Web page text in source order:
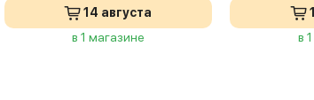
14 августа
в 1 магазине
в